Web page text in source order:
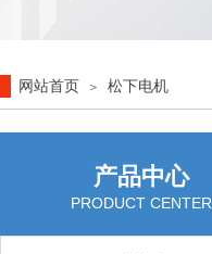
网站首页 ＞ 松下电机
产品中心
PRODUCT CENTER